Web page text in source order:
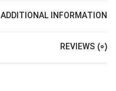
ADDITIONAL INFORMATION
REVIEWS (0)